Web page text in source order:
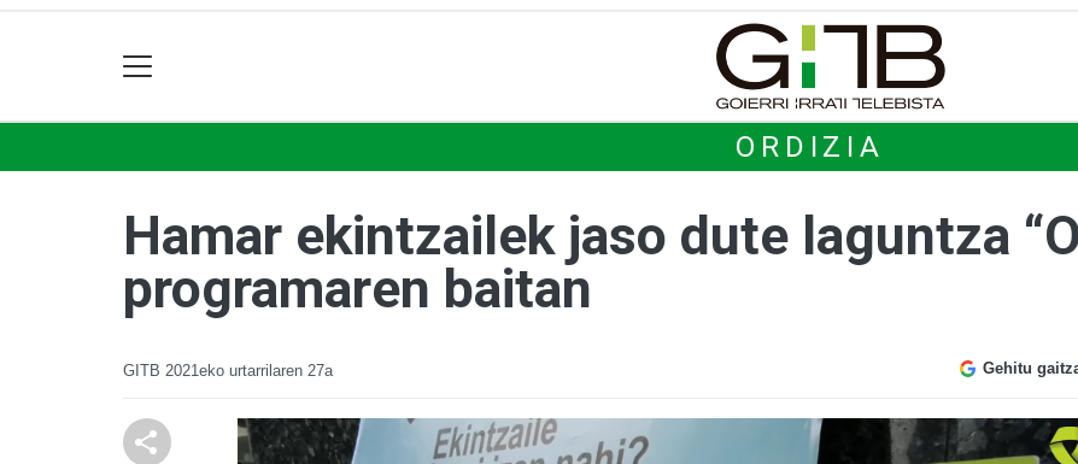
ORDIZIA
Hamar ekintzailek jaso dute laguntza
programaren baitan
GITB 2021eko urtarrilaren 27a Gehitu